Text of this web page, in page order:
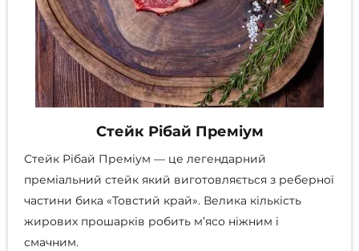
Стейк Рібай Преміум
Стейк Рібай Преміум — це легендарний
преміальний стейк який виготовляється з реберної
частини бика «Товстий край». Велика кількість
жирових прошарків робить м’ясо ніжним і
смачним.